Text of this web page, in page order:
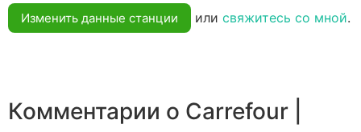
Изменить данные станции или свяжитесь со мной.
Комментарии о Carrefour |